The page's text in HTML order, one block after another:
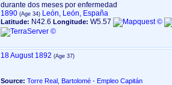
durante dos meses por enfermedad
1890
León, León, España
Latitude: N42.6 Longitude: W5.57
18 August 1892
Source: Torre Real, Bartolomé - Empleo Capitán